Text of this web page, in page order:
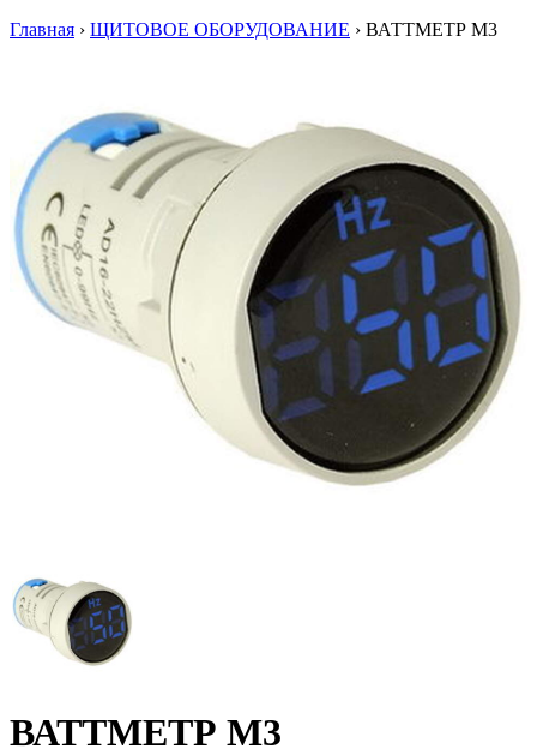
Главная › ЩИТОВОЕ ОБОРУДОВАНИЕ › ВАТТМЕТР М3
ВАТТМЕТР М3